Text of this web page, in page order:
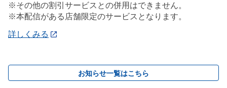
※その他の割引サービスとの併用はできません。
※本配信がある店舗限定のサービスとなります。
詳しくみる
お知らせ一覧はこちら